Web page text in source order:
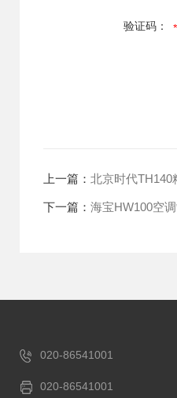
验证码：
上一篇： 北京时代TH140
下一篇： 海宝HW100空
020-86541001
020-86541001